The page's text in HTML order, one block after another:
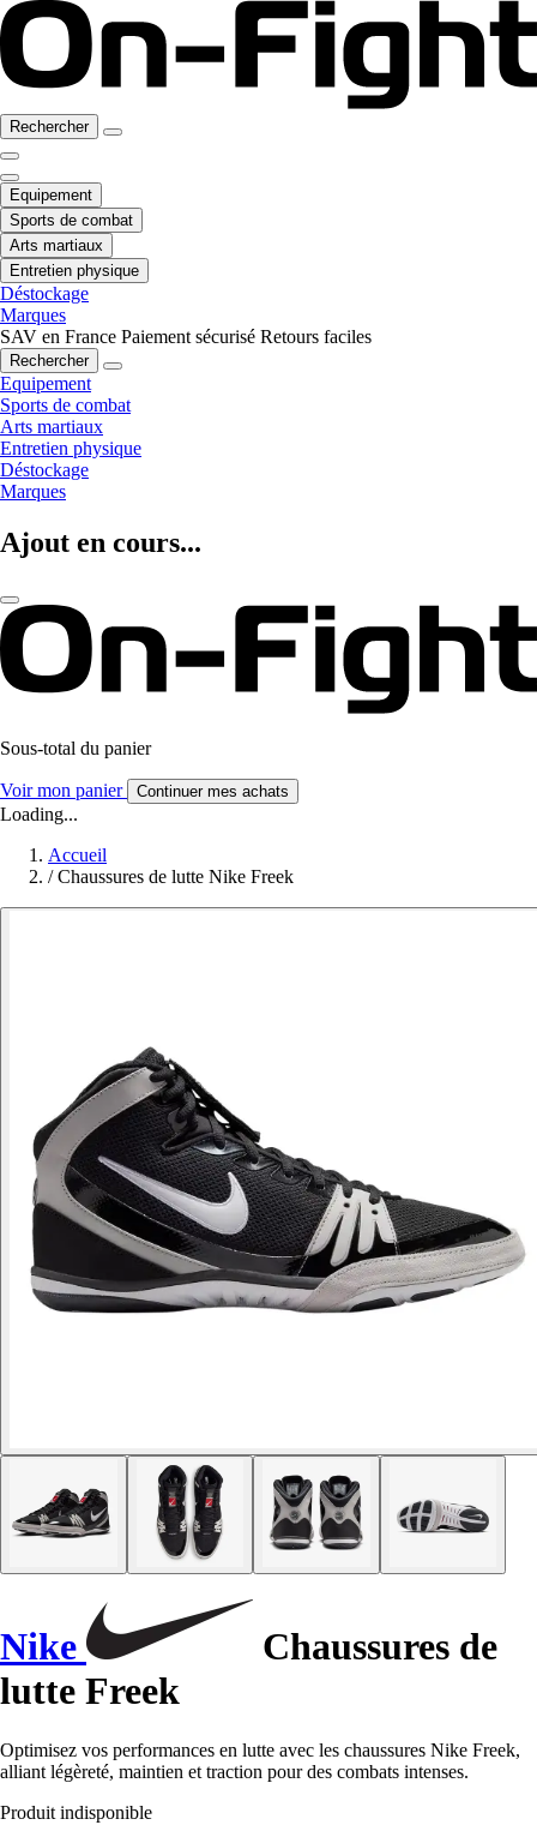
Rechercher
Equipement
Sports de combat
Arts martiaux
Entretien physique
Déstockage
Marques
SAV en France Paiement sécurisé Retours faciles
Rechercher
Equipement
Sports de combat
Arts martiaux
Entretien physique
Déstockage
Marques
Ajout en cours...
Sous-total du panier
Voir mon panier Continuer mes achats
Loading...
Accueil
/ Chaussures de lutte Nike Freek
Nike
Chaussures de
lutte Freek
Optimisez vos performances en lutte avec les chaussures Nike Freek,
alliant légèreté, maintien et traction pour des combats intenses.
Produit indisponible